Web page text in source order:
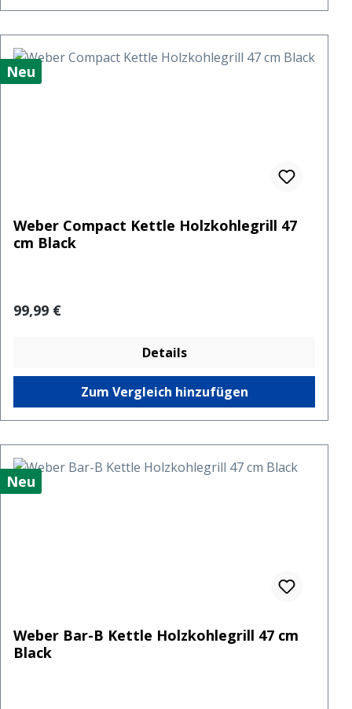
Neu
Weber Compact Kettle Holzkohlegrill 47
cm Black
Regulärer Preis:
99,99 €
Details
Zum Vergleich hinzufügen
Neu
Weber Bar-B Kettle Holzkohlegrill 47 cm
Black